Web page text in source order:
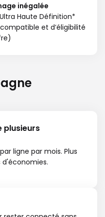
inégalée
Haute Définition*
et d’éligibilité
plusieurs
ligne par mois. Plus